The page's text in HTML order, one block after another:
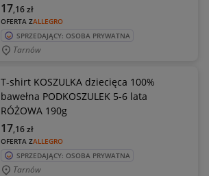
OFERTA ZALLEGRO
17,16zł
SPRZEDAJĄCY: OSOBA PRYWATNA
Tarnów
T-shirt KOSZULKA dziecięca 100%
bawełna PODKOSZULEK 5-6 lata
RÓŻOWA 190g
OFERTA ZALLEGRO
17,16zł
SPRZEDAJĄCY: OSOBA PRYWATNA
Tarnów